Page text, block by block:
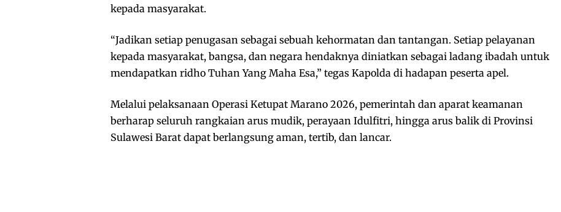
kepada masyarakat.
“Jadikan setiap penugasan sebagai sebuah kehormatan dan tantangan. Setiap pelayanan
kepada masyarakat, bangsa, dan negara hendaknya diniatkan sebagai ladang ibadah untuk
mendapatkan ridho Tuhan Yang Maha Esa,” tegas Kapolda di hadapan peserta apel.
Melalui pelaksanaan Operasi Ketupat Marano 2026, pemerintah dan aparat keamanan
berharap seluruh rangkaian arus mudik, perayaan Idulfitri, hingga arus balik di Provinsi
Sulawesi Barat dapat berlangsung aman, tertib, dan lancar.